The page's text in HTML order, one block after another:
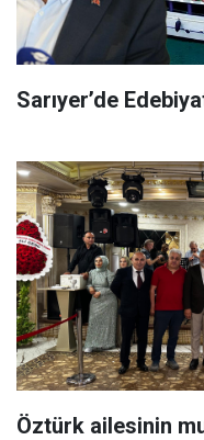
Sarıyer’de
Öztürk ailesinin